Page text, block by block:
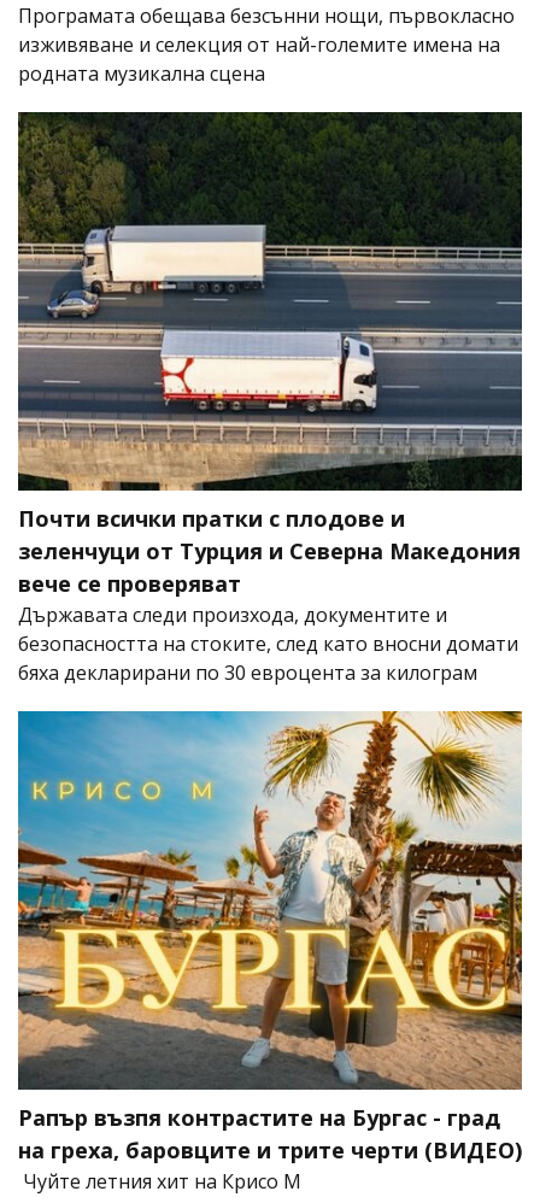
Програмата обещава безсънни нощи, първокласно
изживяване и селекция от най-големите имена на
родната музикална сцена
Почти всички пратки с плодове и
зеленчуци от Турция и Северна Македония
вече се проверяват
Държавата следи произхода, документите и
безопасността на стоките, след като вносни домати
бяха декларирани по 30 евроцента за килограм
Рапър възпя контрастите на Бургас - град
на греха, баровците и трите черти (ВИДЕО)
Чуйте летния хит на Крисо М